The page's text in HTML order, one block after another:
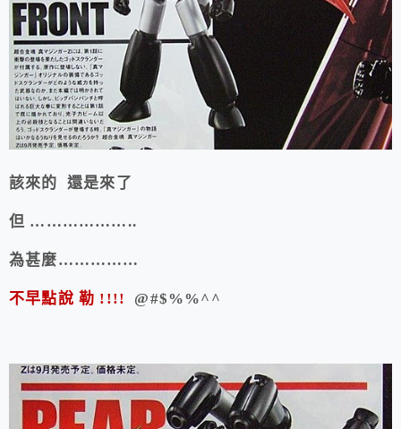
該來的 還是來了
但 ………………..
為甚麼……………
不早點說 勒 !!!! @#$%%^^